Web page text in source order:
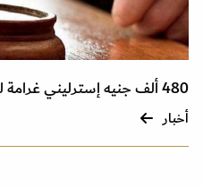
480 ألف جنيه إسترليني غرامة لمتجر يبيع سكاكين للمراهقين
أخبار